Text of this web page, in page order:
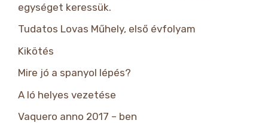
egységet keressük.
Tudatos Lovas Műhely, első évfolyam
Kikötés
Mire jó a spanyol lépés?
A ló helyes vezetése
Vaquero anno 2017 – ben